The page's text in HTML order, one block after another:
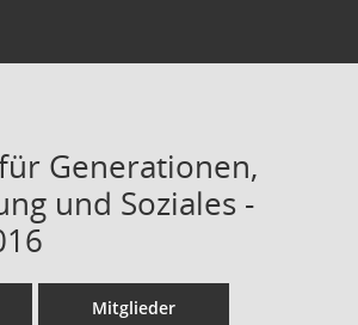
Generationen,
und Soziales -
Mitglieder